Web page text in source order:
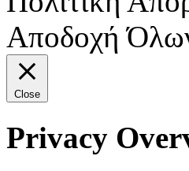
Αποδοχή
Close
Privacy